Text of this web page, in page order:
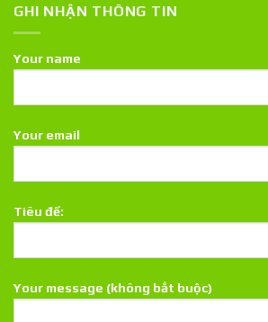
GHI NHẬN THÔNG TIN
Your name
Your email
Tiêu đề:
Your message (không bắt buộc)